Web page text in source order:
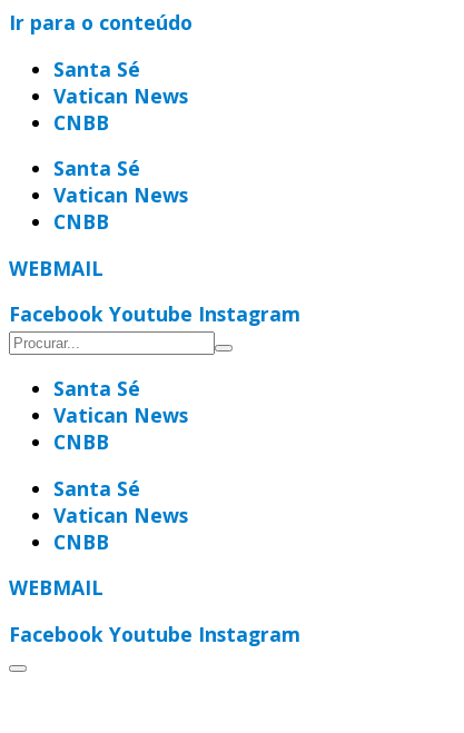
Ir para o conteúdo
Santa Sé
Vatican News
CNBB
Santa Sé
Vatican News
CNBB
WEBMAIL
Facebook Youtube Instagram
Santa Sé
Vatican News
CNBB
Santa Sé
Vatican News
CNBB
WEBMAIL
Facebook Youtube Instagram